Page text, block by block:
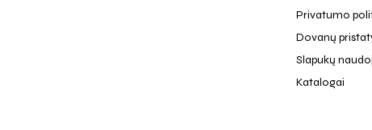
Privatumo
Dovanų
Slapukų
Katalogai